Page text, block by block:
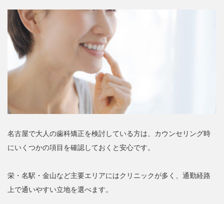
名古屋で大人の歯科矯正を検討している方は、カウンセリング時
にいくつかの項目を確認しておくと安心です。
栄・名駅・金山など主要エリアにはクリニックが多く、通勤経路
上で通いやすい立地を選べます。